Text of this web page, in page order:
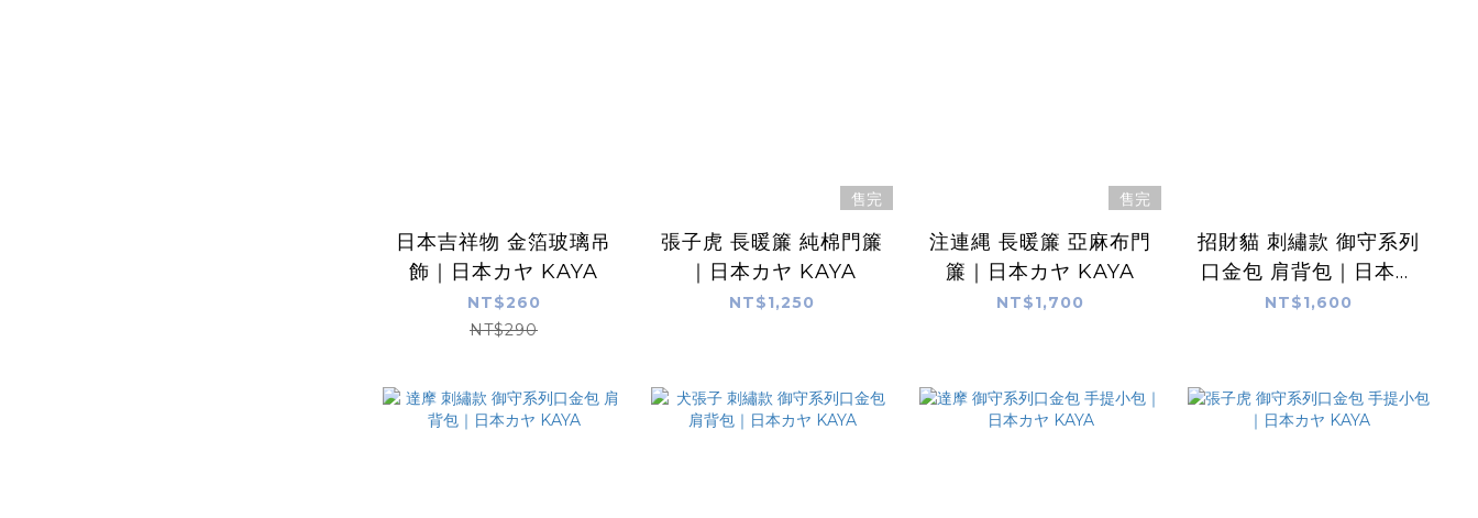
日本吉祥物 金箔玻璃吊
飾｜日本カヤ KAYA
NT$260
NT$290
售完
張子虎 長暖簾 純棉門簾
｜日本カヤ KAYA
NT$1,250
售完
注連縄 長暖簾 亞麻布門
簾｜日本カヤ KAYA
NT$1,700
招財貓 刺繡款 御守系列
口金包 肩背包｜日本カ
ヤ KAYA
NT$1,600